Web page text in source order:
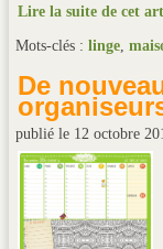
Lire la suite de cet
Mots-clés : linge,
De
publié le 12 octobre